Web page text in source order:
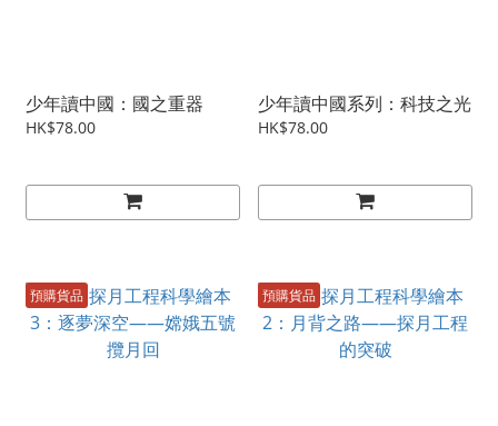
少年讀中國：國之重器
HK$78.00
少年讀中國系列：科技之光
HK$78.00
預購貨品 預購貨品